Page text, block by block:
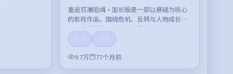
重返狂潮追缉·加长版是一部以悬疑为核心
的影视作品，围绕危机、反转与人物成长展
开，整体节奏紧凑，值得推荐观看。
9.7万
77个月前